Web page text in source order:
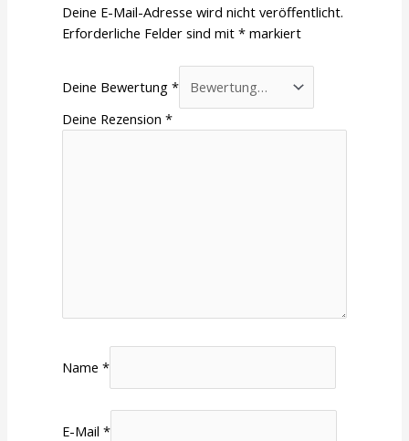
Deine E-Mail-Adresse wird nicht veröffentlicht.
Erforderliche Felder sind mit* markiert
Deine Bewertung*
Deine Rezension*
Name*
E-Mail*